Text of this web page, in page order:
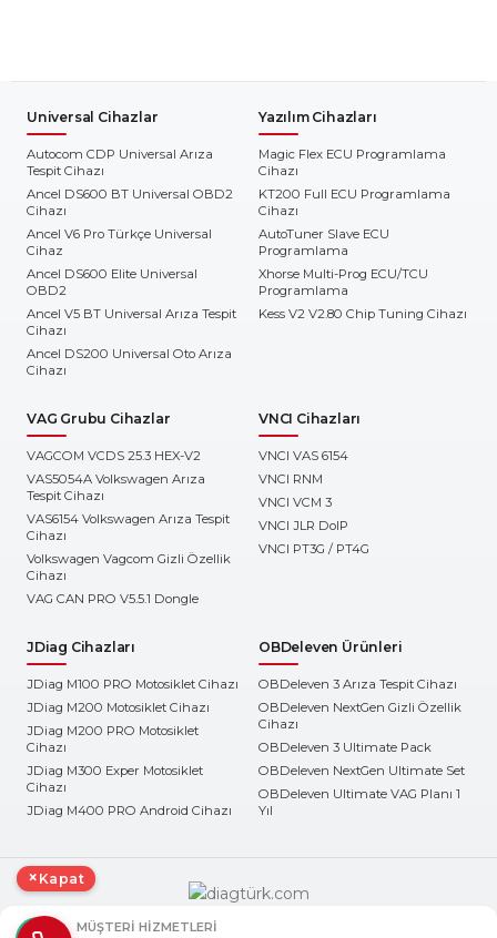
Universal Cihazlar
Autocom CDP Universal Arıza
Tespit Cihazı
Ancel DS600 BT Universal OBD2
Cihazı
Ancel V6 Pro Türkçe Universal
Cihaz
Ancel DS600 Elite Universal
OBD2
Ancel V5 BT Universal Arıza Tespit
Cihazı
Ancel DS200 Universal Oto Arıza
Cihazı
Yazılım Cihazları
Magic Flex ECU Programlama
Cihazı
KT200 Full ECU Programlama
Cihazı
AutoTuner Slave ECU
Programlama
Xhorse Multi-Prog ECU/TCU
Programlama
Kess V2 V2.80 Chip Tuning Cihazı
VAG Grubu Cihazlar
VAGCOM VCDS 25.3 HEX-V2
VAS5054A Volkswagen Arıza
Tespit Cihazı
VAS6154 Volkswagen Arıza Tespit
Cihazı
Volkswagen Vagcom Gizli Özellik
Cihazı
VAG CAN PRO V5.5.1 Dongle
VNCI Cihazları
VNCI VAS 6154
VNCI RNM
VNCI VCM 3
VNCI JLR DoIP
VNCI PT3G / PT4G
JDiag Cihazları
JDiag M100 PRO Motosiklet Cihazı
JDiag M200 Motosiklet Cihazı
JDiag M200 PRO Motosiklet
Cihazı
JDiag M300 Exper Motosiklet
Cihazı
JDiag M400 PRO Android Cihazı
OBDeleven Ürünleri
OBDeleven 3 Arıza Tespit Cihazı
OBDeleven NextGen Gizli Özellik
Cihazı
OBDeleven 3 Ultimate Pack
OBDeleven NextGen Ultimate Set
OBDeleven Ultimate VAG Planı 1
Yıl
MÜŞTERI HIZMETLERI
× Kapat